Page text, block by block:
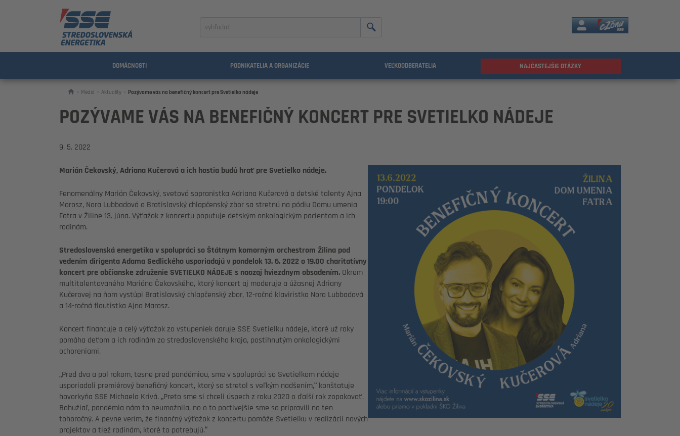
eZóna
Zadajte
výraz
vyhľadanie
DOMÁCNOSTI PODNIKATELIA A ORGANIZÁCIE VEĽKOODBERATELIA NAJČASTEJŠIE OTÁZKY
Médiá Aktuality Pozývame vás na benefičný koncert pre Svetielko nádeje
POZÝVAME VÁS NA BENEFIČNÝ KONCERT PRE SVETIELKO NÁDEJE
9. 5. 2022
Marián Čekovský, Adriana Kučerová a ich hostia budú hrať pre Svetielko nádeje.
Fenomenálny Marián Čekovský, svetová sopranistka Adriana Kučerová a detské talenty Ajna
Marosz, Nora Lubbadová a Bratislavský chlapčenský zbor sa stretnú na pódiu Domu umenia
Fatra v Žiline 13. júna. Výťažok z koncertu poputuje detským onkologickým pacientom a ich
rodinám.
Stredoslovenská energetika v spolupráci so Štátnym komorným orchestrom Žilina pod
vedením dirigenta Adama Sedlického usporiadajú v pondelok 13. 6. 2022 o 19.00 charitatívny
koncert pre občianske združenie SVETIELKO NÁDEJE s naozaj hviezdnym obsadením. Okrem
multitalentovaného Mariána Čekovského, ktorý koncert aj moderuje a úžasnej Adriany
Kučerovej na ňom vystúpi Bratislavský chlapčenský zbor, 12-ročná klaviristka Nora Lubbadová
a 14-ročná flautistka Ajna Marosz.
Koncert financuje a celý výťažok zo vstupeniek daruje SSE Svetielku nádeje, ktoré už roky
pomáha deťom a ich rodinám zo stredoslovenského kraja, postihnutým onkologickými
ochoreniami.
„Pred dva a pol rokom, tesne pred pandémiou, sme v spolupráci so Svetielkom nádeje
usporiadali premiérový benefičný koncert, ktorý sa stretol s veľkým nadšením,“ konštatuje
hovorkyňa SSE Michaela Krivá. „Preto sme si chceli úspech z roku 2020 o ďalší rok zopakovať.
Bohužiaľ, pandémia nám to neumožnila, no o to poctivejšie sme sa pripravili na ten
tohoročný. A pevne verím, že finančný výťažok z koncertu pomôže Svetielku v realizácii nových
projektov a tiež rodinám, ktoré to potrebujú.“